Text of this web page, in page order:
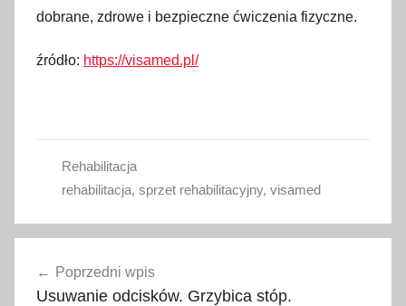
dobrane, zdrowe i bezpieczne ćwiczenia fizyczne.
źródło: https://visamed.pl/
Rehabilitacja
rehabilitacja, sprzet rehabilitacyjny, visamed
wpisu
Poprzedni wpis
Usuwanie odcisków. Grzybica stóp.